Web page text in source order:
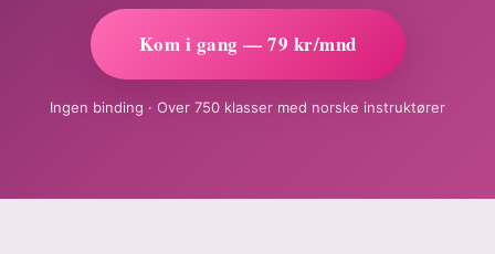
Kom i gang — 79 kr/mnd
Ingen binding · Over 750 klasser med norske instruktører